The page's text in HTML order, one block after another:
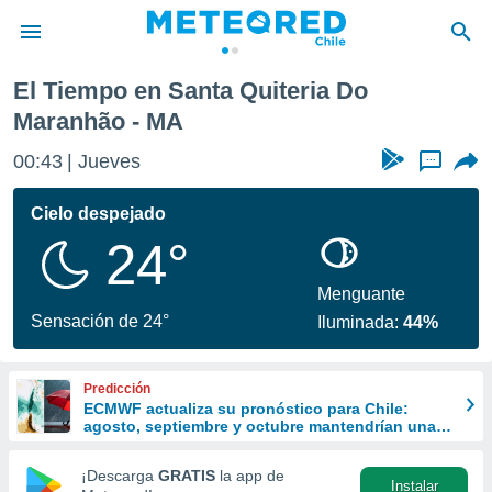
de
para
la
calidad.
a este
forma
digital
El Tiempo en Santa Quiteria Do
Maranhão - MA
00:43 Jueves ...
Cielo despejado
24°
Sensación de 24°
Menguante
Iluminada:44%
Predicción
ECMWF actualiza su pronóstico para Chile:
agosto, septiembre y octubre mantendrían una
¡Descarga GRATIS la app de
Instalar